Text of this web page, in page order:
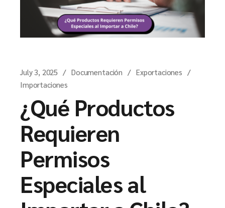
July 3, 2025 Documentación
Exportaciones
Importaciones
¿Qué Productos
Requieren
Permisos
Especiales al